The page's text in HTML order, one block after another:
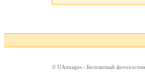
© UAimages - Бесплатный